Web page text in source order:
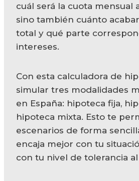
cuál será la cuota mensual
sino también cuánto
total y qué parte
intereses.
Con esta calculadora de
simular tres modalidades
en España: hipoteca fija,
hipoteca mixta. Esto te
escenarios de forma
encaja mejor con tu
con tu nivel de tolerancia